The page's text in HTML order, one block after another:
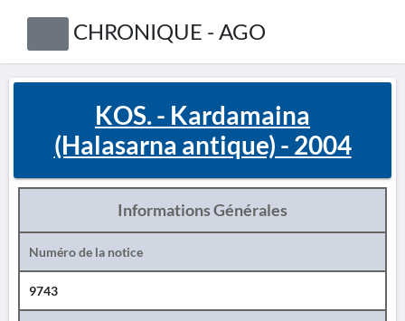
CHRONIQUE - AGO
KOS. - Kardamaina
(Halasarna antique) - 2004
Informations Générales
Numéro de la notice
9743